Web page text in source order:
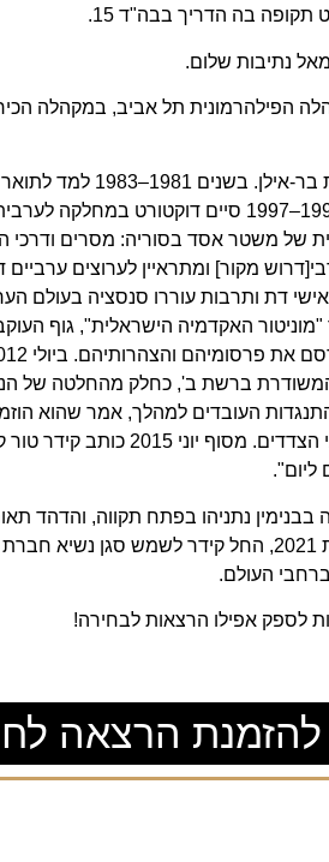
נתיבות שלום.
לירי במקהלה הפילהרמונית תל אביב,
את כל לימודיו האקדמיים עשה
לערבית ובמחלקה למדע המדינה, ובשנים 1991–1997 סיים
של משטר אסד בסוריה: מסרים ודרכי
מקור] ומתראיין לערוצים ערביים
דת ותרבות עוררו סנסציה בעולם
"מוניטור האקדמיה הישראלית", גוף
ברשת ב', כחלק מהחלטה של
העובדים למהלך, אמר שהוא
שיסכים להיות מראיין אורח רק בהסכמת שני
ליום".
התמיכה בבנימין נתניהו בפתח תקווה,
העולם.
לספק אפילו הרצאות לבחירה!
להזמנת הרצאה